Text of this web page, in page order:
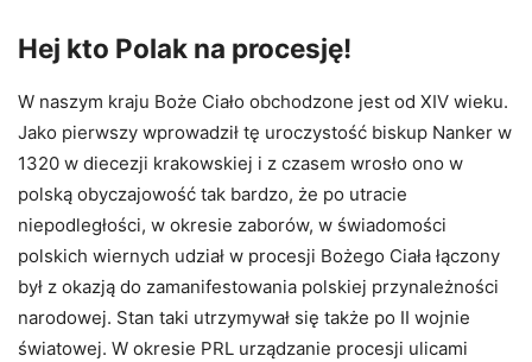
Hej kto Polak na procesję!
W naszym kraju Boże Ciało obchodzone jest od XIV wieku.
Jako pierwszy wprowadził tę uroczystość biskup Nanker w
1320 w diecezji krakowskiej i z czasem wrosło ono w
polską obyczajowość tak bardzo, że po utracie
niepodległości, w okresie zaborów, w świadomości
polskich wiernych udział w procesji Bożego Ciała łączony
był z okazją do zamanifestowania polskiej przynależności
narodowej. Stan taki utrzymywał się także po II wojnie
światowej. W okresie PRL urządzanie procesji ulicami